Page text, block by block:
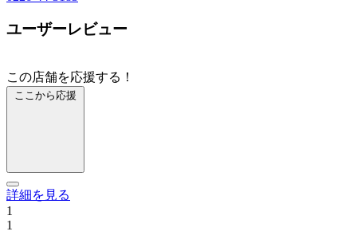
ユーザーレビュー
この店舗を応援する！
ここから応援
詳細を見る
1
1